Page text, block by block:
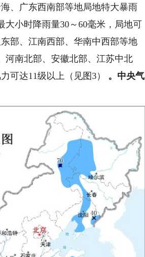
、广东西南部等地局地特大暴雨
大小时降雨量30～60毫米，局地可
部、江南西部、华南中西部等地
河南北部、安徽北部、江苏中北
可达11级以上（见图3）
。 中央气